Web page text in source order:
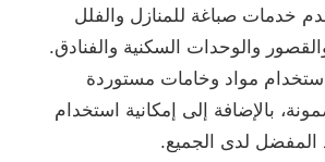
خدمات صباغة للمنازل والفلل
والوحدات السكنية والفنادق.
مواد وخامات مستوردة
بالإضافة إلى إمكانية استخدام
المفضل لدى الجميع.